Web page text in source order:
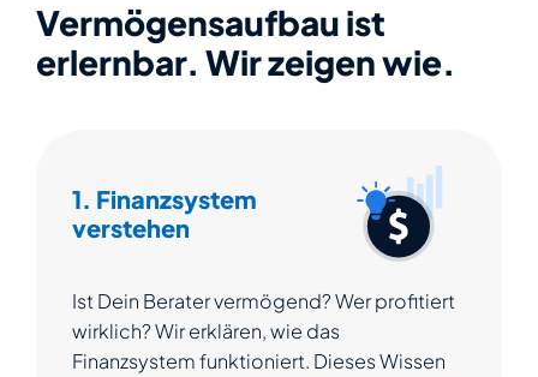
Vermögensaufbau ist
erlernbar. Wir zeigen wie.
1. Finanzsystem
verstehen
Ist Dein Berater vermögend? Wer profitiert
wirklich? Wir erklären, wie das
Finanzsystem funktioniert. Dieses Wissen